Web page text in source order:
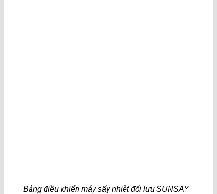
Bảng điều khiển máy sấy nhiệt đối lưu SUNSAY